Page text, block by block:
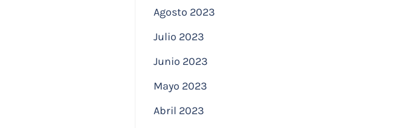
Agosto 2023
Julio 2023
Junio 2023
Mayo 2023
Abril 2023